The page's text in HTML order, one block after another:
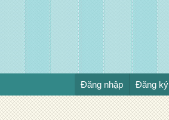
Đăng nhập Đăng ký